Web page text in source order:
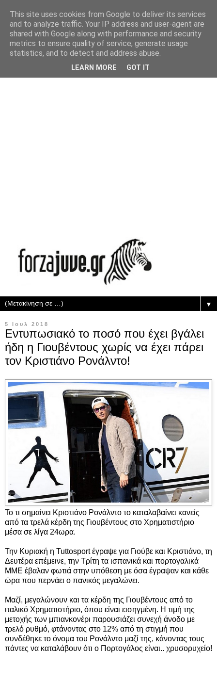
▼
5 Ιουλ 2018
Εντυπωσιακό το ποσό που έχει βγάλει
ήδη η Γιουβέντους χωρίς να έχει πάρει
τον Κριστιάνο Ρονάλντο!
Το τι σημαίνει Κριστιάνο Ρονάλντο το καταλαβαίνει κανείς
από τα τρελά κέρδη της Γιουβέντους στο Χρηματιστήριο
μέσα σε λίγα 24ωρα.
Την Κυριακή η Tuttosport έγραψε για Γιούβε και Κριστιάνο, τη
Δευτέρα επέμεινε, την Τρίτη τα ισπανικά και πορτογαλικά
ΜΜΕ έβαλαν φωτιά στην υπόθεση με όσα έγραψαν και κάθε
ώρα που περνάει ο πανικός μεγαλώνει.
Μαζί, μεγαλώνουν και τα κέρδη της Γιουβέντους από το
ιταλικό Χρηματιστήριο, όπου είναι εισηγμένη. Η τιμή της
μετοχής των μπιανκονέρι παρουσιάζει συνεχή άνοδο με
τρελό ρυθμό, φτάνοντας στο 12% από τη στιγμή που
συνδέθηκε το όνομα του Ρονάλντο μαζί της, κάνοντας τους
πάντες να καταλάβουν ότι ο Πορτογάλος είναι.. χρυσορυχείο!
This site uses cookies from Google to deliver its services
and to analyze traffic. Your IP address and user-agent are
shared with Google along with performance and security
metrics to ensure quality of service, generate usage
statistics, and to detect and address abuse.
LEARN MORE GOT IT